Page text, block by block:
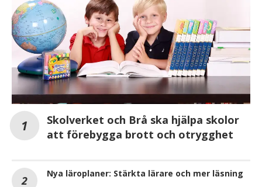
Skolverket och Brå ska hjälpa skolor
att förebygga brott och otrygghet
Nya läroplaner: Stärkta lärare och mer läsning